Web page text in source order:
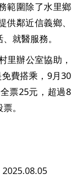
範圍除了水里鄉
鄰近信義鄉、
就醫服務。
里辦公室協助，
費搭乘，9月30
票25元，超過8
。